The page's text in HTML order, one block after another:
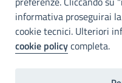
Accessibilità
Città Metropolitana di
web accessibile,
informativa proseguirai
cookie tecnici. Ulteriori
cookie policycompleta.